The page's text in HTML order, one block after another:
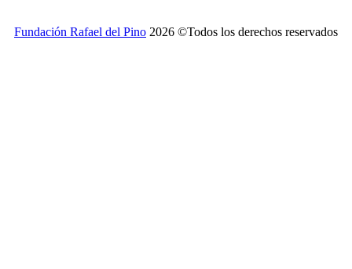
Fundación Rafael del Pino 2026 ©Todos los derechos reservados